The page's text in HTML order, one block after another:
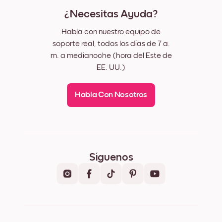
¿Necesitas Ayuda?
Habla con nuestro equipo de
soporte real, todos los días de 7 a.
m. a medianoche (hora del Este de
EE. UU.)
Habla Con Nosotros
Síguenos